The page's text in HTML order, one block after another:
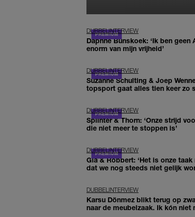
DUBBELINTERVIEW
Daphne Bunskoek: ‘Ik ben
enorm van mijn vrijheid’
DUBBELINTERVIEW
Suzanne Schulting & Joep
topsport gaat alles tien keer zo
DUBBELINTERVIEW
Splinter & Thorn: ‘Onze strijd
die niet meer te stoppen is’
DUBBELINTERVIEW
Gia & Robbert: ‘Het is onze
dat we nog steeds niet gelijk
DUBBELINTERVIEW
Karsu Dönmez blikt terug op
naar de meubelzaak. Ik kón niet